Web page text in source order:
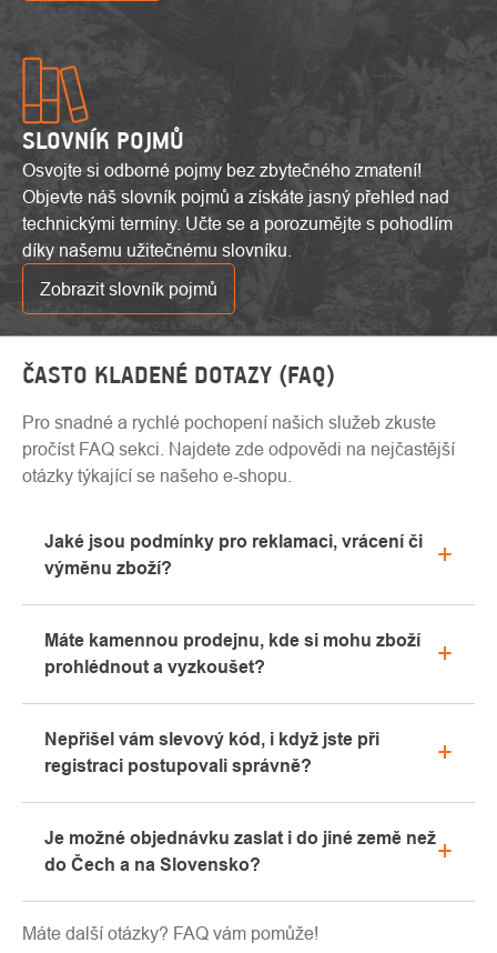
SLOVNÍK POJMŮ
Osvojte si odborné pojmy bez zbytečného zmatení!
Objevte náš slovník pojmů a získáte jasný přehled nad
technickými termíny. Učte se a porozumějte s pohodlím
díky našemu užitečnému slovníku.
Zobrazit slovník pojmů
ČASTO KLADENÉ DOTAZY (FAQ)
Pro snadné a rychlé pochopení našich služeb zkuste
pročíst FAQ sekci. Najdete zde odpovědi na nejčastější
otázky týkající se našeho e-shopu.
Jaké jsou podmínky pro reklamaci, vrácení či
výměnu zboží?
v sekci "Vše o nákupu" nebo nás kontaktujte
emailem či telefonicky.
Máte kamennou prodejnu, kde si mohu zboží
prohlédnout a vyzkoušet?
Rádi vám zde poradíme s výběrem vhodného
vybavení, které si můžete vyzkoušet přímo v našem
Nepřišel vám slevový kód, i když jste při
registraci postupovali správně?
záložku „hromadné“ nebo „SPAM“, velice často zde
email s kódem končí. Pokud jste i přesto svůj
info@pavouci.cz
Je možné objednávku zaslat i do jiné země než
do Čech a na Slovensko?
GLS. Cena této dopravy je dle kalkulace od
Máte další otázky? FAQ vám pomůže!